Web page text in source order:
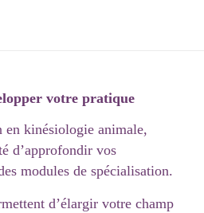
votre pratique
kinésiologie animale,
d’approfondir vos
modules de spécialisation.
d’élargir votre champ